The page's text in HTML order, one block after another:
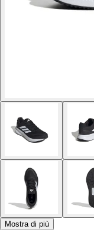
Mostra di più